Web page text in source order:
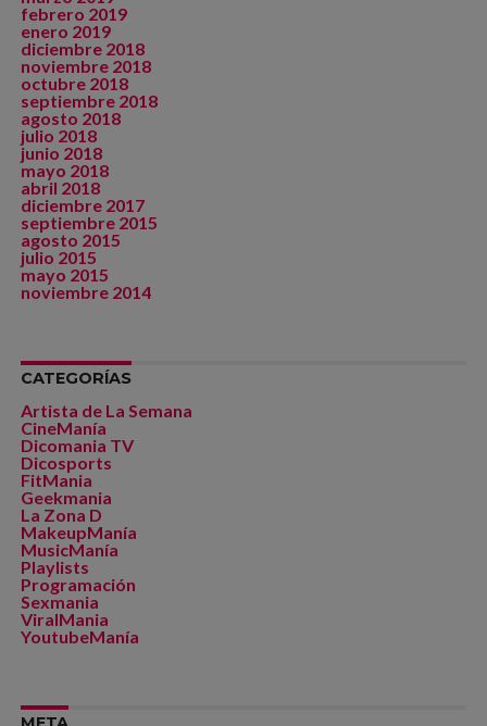
febrero 2019
enero 2019
diciembre 2018
noviembre 2018
octubre 2018
septiembre 2018
agosto 2018
julio 2018
junio 2018
mayo 2018
abril 2018
diciembre 2017
septiembre 2015
agosto 2015
julio 2015
mayo 2015
noviembre 2014
CATEGORÍAS
Artista de La Semana
CineManía
Dicomania TV
Dicosports
FitMania
Geekmania
La Zona D
MakeupManía
MusicManía
Playlists
Programación
Sexmania
ViralMania
YoutubeManía